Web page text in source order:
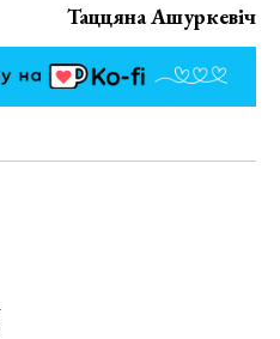
Таццяна Ашуркевіч